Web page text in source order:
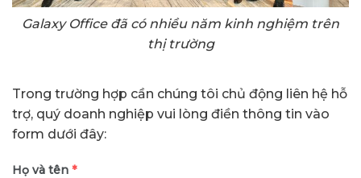
Galaxy Office đã có nhiều năm kinh nghiệm trên
thị trường
Trong trường hợp cần chúng tôi chủ động liên hệ hỗ
trợ, quý doanh nghiệp vui lòng điền thông tin vào
form dưới đây:
Họ và tên *